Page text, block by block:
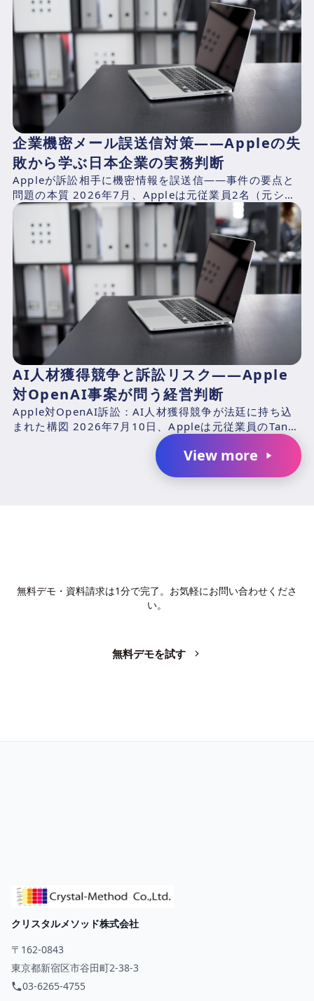
企業機密メール誤送信対策——Appleの失
敗から学ぶ日本企業の実務判断
Appleが訴訟相手に機密情報を誤送信——事件の要点と
問題の本質 2026年7月、Appleは元従業員2名（元シニ
アシステムズエンジニアのChang Liuおよ...
AI人材獲得競争と訴訟リスク――Apple
対OpenAI事案が問う経営判断
Apple対OpenAI訴訟：AI人材獲得競争が法廷に持ち込
まれた構図 2026年7月10日、Appleは元従業員のTang
View more
無料デモ・資料請求は1分で完了。お気軽にお問い合わせくださ
い。
無料デモを試す
クリスタルメソッド株式会社
〒162-0843
東京都新宿区市谷田町2-38-3
03-6265-4755